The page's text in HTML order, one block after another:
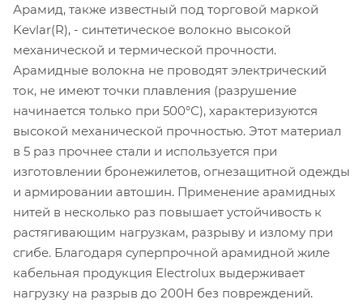
Арамид, также известный под торговой маркой
Kevlar(R), - синтетическое волокно высокой
механической и термической прочности.
Арамидные волокна не проводят электрический
ток, не имеют точки плавления (разрушение
начинается только при 500°С), характеризуются
высокой механической прочностью. Этот материал
в 5 раз прочнее стали и используется при
изготовлении бронежилетов, огнезащитной одежды
и армировании автошин. Применение арамидных
нитей в несколько раз повышает устойчивость к
растягивающим нагрузкам, разрыву и излому при
сгибе. Благодаря суперпрочной арамидной жиле
кабельная продукция Electrolux выдерживает
нагрузку на разрыв до 200Н без повреждений.